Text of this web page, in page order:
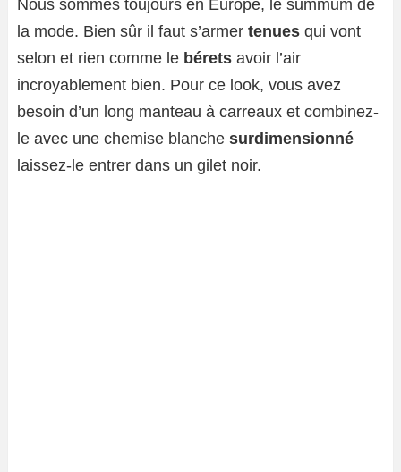
Nous sommes toujours en Europe, le summum de
la mode. Bien sûr il faut s’armer tenues qui vont
selon et rien comme le bérets avoir l’air
incroyablement bien. Pour ce look, vous avez
besoin d’un long manteau à carreaux et combinez-
le avec une chemise blanche surdimensionné
laissez-le entrer dans un gilet noir.